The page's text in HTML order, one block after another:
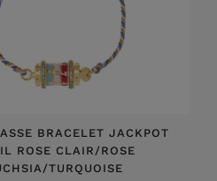
BRACELET JACKPOT
ROSE CLAIR/ROSE
TURQUOISE